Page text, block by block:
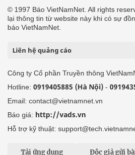
© 1997 Báo VietNamNet. All rights
lại thông tin từ website này khi có sự
báo VietNamNet.
Liên hệ quảng cáo
Công ty Cổ phần Truyền thông
Hotline: 0919405885 (Hà Nội) -
Email: contact@vietnamnet.vn
Báo giá: http://vads.vn
Hỗ trợ kỹ thuật:
Tải ứng dụng Độc giả gửi